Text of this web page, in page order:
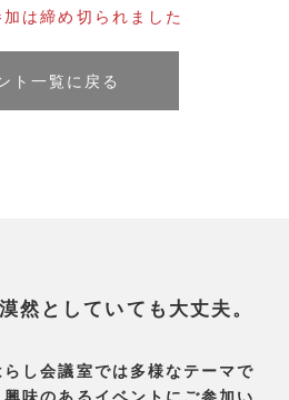
は締め切られました
ト一覧に戻る
然としていても大丈夫。
し会議室では多様なテーマで